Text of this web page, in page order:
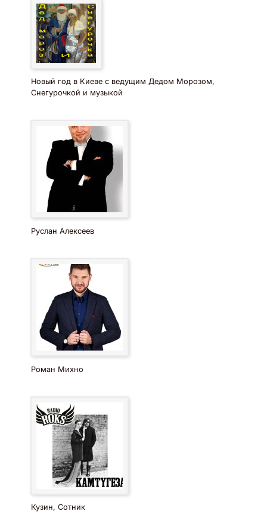
Новый год в Киеве с ведущим Дедом Морозом,
Снегурочкой и музыкой
Руслан Алексеев
Роман Михно
Кузин, Сотник